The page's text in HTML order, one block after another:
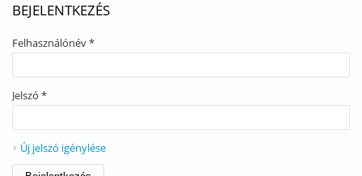
BEJELENTKEZÉS
Felhasználónév*
Jelszó *
Új jelszó igénylése